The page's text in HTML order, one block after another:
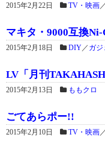
2015年2月22日 TV・映画／
マキタ・9000互換
2015年2月18日 DIY／ ガジ
LV「月刊
2015年2月13日 ももクロ
ごてあらポー!!
2015年2月10日 TV・映画／